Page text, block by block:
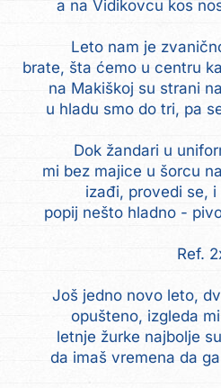
a na Vidikovcu kos
Leto nam je
brate, šta ćemo u centru
na Makiškoj su strani
u hladu smo do tri, pa
Dok žandari u
mi bez majice u šorcu
izađi, provedi se,
popij nešto hladno -
Ref.
Još jedno novo leto,
opušteno, izgleda
letnje žurke najbolje
da imaš vremena da